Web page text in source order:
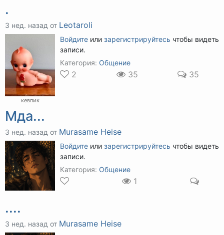
.
3 нед. назад от Leotaroli
кевпик
Войдите или зарегистрируйтесь чтобы видеть
записи.
Категория: Общение
2 35 35
Мда...
3 нед. назад от Murasame Heise
Войдите или зарегистрируйтесь чтобы видеть
записи.
Категория: Общение
1
....
3 нед. назад от Murasame Heise